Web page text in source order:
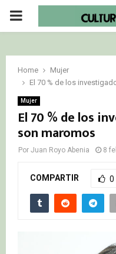
PRIMARY
Home
Mujer
El 70 % de los
Mujer
El 70 % de los
son maromos
Por Juan Royo Abenia 8
COMPARTIR 0